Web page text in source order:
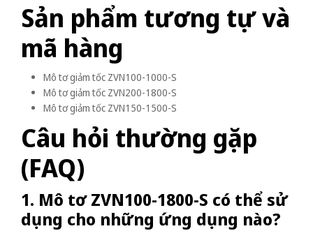
Sản phẩm tương tự và
mã hàng
Mô tơ giảm tốc ZVN100-1000-S
Mô tơ giảm tốc ZVN200-1800-S
Mô tơ giảm tốc ZVN150-1500-S
Câu hỏi thường gặp
(FAQ)
1. Mô tơ ZVN100-1800-S có thể sử
dụng cho những ứng dụng nào?